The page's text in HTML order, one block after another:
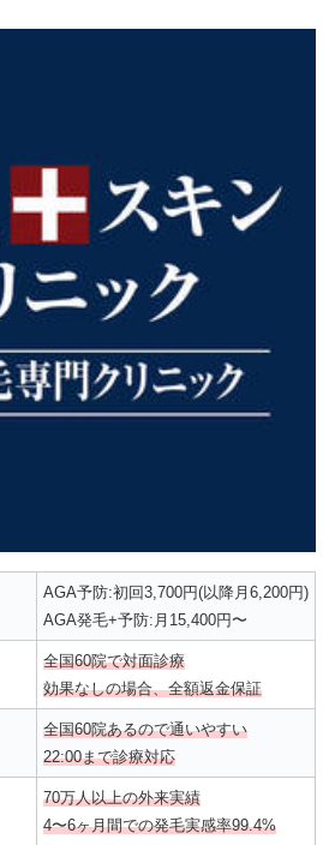
AGA予防:初回3,700円(以降月6,200円)
AGA発毛+予防:月15,400円〜
全国60院で対面診療
効果なしの場合、全額返金保証
全国60院あるので通いやすい
22:00まで診療対応
70万人以上の外来実績
4〜6ヶ月間での発毛実感率99.4%